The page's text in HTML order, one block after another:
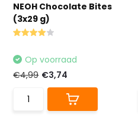
NEOH Chocolate Bites
(3x29 g)
Op voorraad
€4,99 €3,74